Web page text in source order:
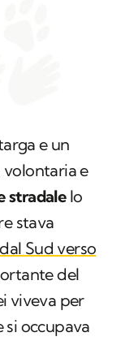
e un
volontaria e
stradalelo
stava
Sud verso
del
viveva per
occupava